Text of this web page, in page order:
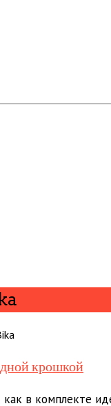
крошкой
в комплекте